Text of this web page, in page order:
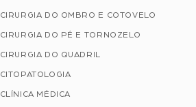
CIRURGIA DO OMBRO E COTOVELO
CIRURGIA DO PÉ E TORNOZELO
CIRURGIA DO QUADRIL
CITOPATOLOGIA
CLÍNICA MÉDICA